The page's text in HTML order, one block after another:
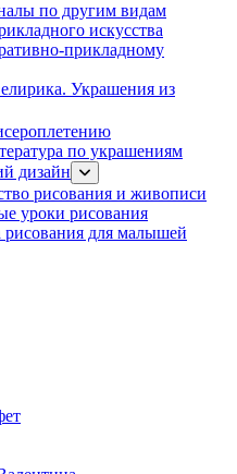
по другим видам
искусства
прикладному
Украшения из
по украшениям
дизайн
рисования и живописи
уроки рисования
для малышей